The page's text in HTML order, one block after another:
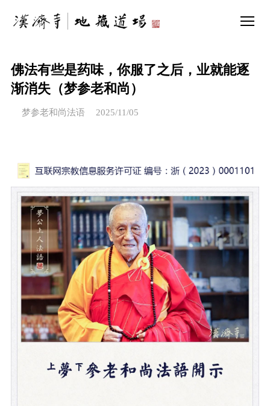
佛法有些是药味，你服了之后，业就能逐
渐消失（梦参老和尚）
梦参老和尚法语 2025/11/05